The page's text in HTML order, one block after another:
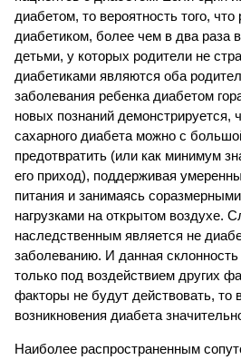
диабетом, то вероятность того,
диабетиком, более чем в два раза
детьми, у которых родители не
диабетиками являются оба
заболевания ребенка диабетом
новых познаний демонстрируется,
сахарного диабета можно с
предотвратить (или как минимум
его приход), поддерживая
питания и занимаясь
нагрузками на открытом воздухе.
наследственным является не
заболеванию. И данная
только под воздействием других
факторы не будут действовать, то
возникновения диабета
Наиболее распространенным